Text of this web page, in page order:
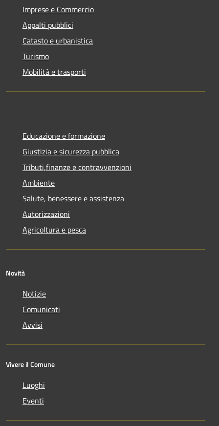
Imprese e Commercio
Appalti pubblici
Catasto e urbanistica
Turismo
Mobilità e trasporti
Educazione e formazione
Giustizia e sicurezza pubblica
Tributi,finanze e contravvenzioni
Ambiente
Salute, benessere e assistenza
Autorizzazioni
Agricoltura e pesca
Novità
Notizie
Comunicati
Avvisi
Vivere il Comune
Luoghi
Eventi